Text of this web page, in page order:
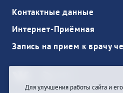
Контактные данные
Интернет-Приёмная
Запись на прием к врачу
Для улучшения работы сайта и